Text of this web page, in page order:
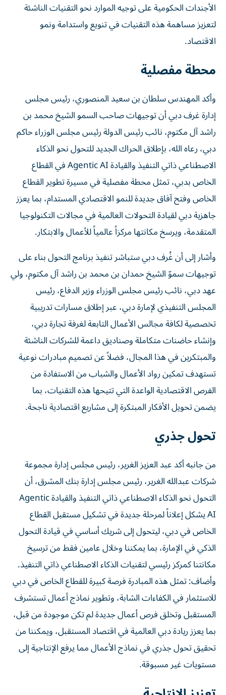
الأجندات الحكومية على توجيه الموارد نحو التقنيات الناشئة
لتعزيز مساهمة هذه التقنيات في تنويع واستدامة ونمو
الاقتصاد.
محطة مفصلية
وأكد المهندس سلطان بن سعيد المنصوري، رئيس مجلس
إدارة غرف دبي أن توجيهات صاحب السمو الشيخ محمد بن
راشد آل مكتوم، نائب رئيس الدولة رئيس مجلس الوزراء حاكم
دبي، رعاه الله، بإطلاق الحراك الجديد للتحول نحو الذكاء
الاصطناعي ذاتي التنفيذ والقيادة Agentic AI في القطاع
الخاص بدبي، تمثل محطة مفصلية في مسيرة تطوير القطاع
الخاص وفتح آفاق جديدة للنمو الاقتصادي المستدام، بما يعزز
جاهزية دبي لقيادة التحولات العالمية في مجالات التكنولوجيا
المتقدمة، ويرسخ مكانتها مركزاً عالمياً للأعمال والابتكار.
وأشار إلى أن غُرف دبي ستباشر تنفيذ برنامج التحول بناء على
توجيهات سموّ الشيخ حمدان بن محمد بن راشد آل مكتوم، ولي
عهد دبي، نائب رئيس مجلس الوزراء وزير الدفاع، رئيس
المجلس التنفيذي لإمارة دبي، عبر إطلاق مسارات تدريبية
تخصصية لكافة مجالس الأعمال التابعة لغرفة تجارة دبي،
وإنشاء حاضنات متكاملة وصناديق داعمة للشركات الناشئة
والمبتكرين في هذا المجال، فضلاً عن تصميم مبادرات نوعية
تستهدف تمكين رواد الأعمال والشباب من الاستفادة من
الفرص الاقتصادية الواعدة التي تتيحها هذه التقنيات، بما
يضمن تحويل الأفكار المبتكرة إلى مشاريع اقتصادية ناجحة.
تحول جذري
من جانبه أكد عبد العزيز الغرير، رئيس مجلس إدارة مجموعة
شركات عبدالله الغرير، رئيس مجلس إدارة بنك المشرق، أن
التحول نحو الذكاء الاصطناعي ذاتي التنفيذ والقيادة Agentic
AI يشكل إعلاناً لمرحلة جديدة في تشكيل مستقبل القطاع
الخاص في دبي، ليتحول إلى شريك أساسي في قيادة التحول
الذكي في الإمارة، بما يمكننا وخلال عامين فقط من ترسيخ
مكانتنا كمركز رئيسي لتقنيات الذكاء الاصطناعي ذاتي التنفيذ.
وأضاف: تمثل هذه المبادرة فرصة كبيرة للقطاع الخاص في دبي
للاستثمار في الكفاءات الشابة، وتطوير نماذج أعمال تستشرف
المستقبل وتخلق فرص أعمال جديدة لم تكن موجودة من قبل،
بما يعزز ريادة دبي العالمية في اقتصاد المستقبل، ويمكننا من
تحقيق تحول جذري في نماذج الأعمال مما يرفع الإنتاجية إلى
مستويات غير مسبوقة.